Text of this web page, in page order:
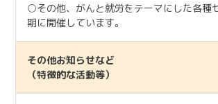
○その他、がんと就労をテーマにした各種
期に開催しています。
その他お知らせなど
（特徴的な活動等）